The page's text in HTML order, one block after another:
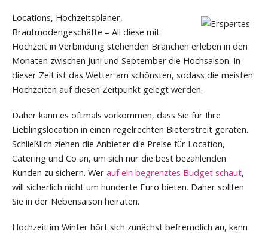
Locations, Hochzeitsplaner,
Brautmodengeschäfte – All diese mit
Hochzeit in Verbindung stehenden Branchen erleben in den
Monaten zwischen Juni und September die Hochsaison. In
dieser Zeit ist das Wetter am schönsten, sodass die meisten
Hochzeiten auf diesen Zeitpunkt gelegt werden.
Daher kann es oftmals vorkommen, dass Sie für Ihre
Lieblingslocation in einen regelrechten Bieterstreit geraten.
Schließlich ziehen die Anbieter die Preise für Location,
Catering und Co an, um sich nur die best bezahlenden
Kunden zu sichern. Wer auf ein begrenztes Budget schaut,
will sicherlich nicht um hunderte Euro bieten. Daher sollten
Sie in der Nebensaison heiraten.
Hochzeit im Winter hört sich zunächst befremdlich an, kann